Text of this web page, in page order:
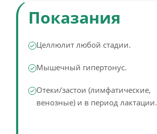
Показания
Целлюлит любой стадии.
Мышечный гипертонус.
Отеки/застои (лимфатические,
венозные) и в период лактации.